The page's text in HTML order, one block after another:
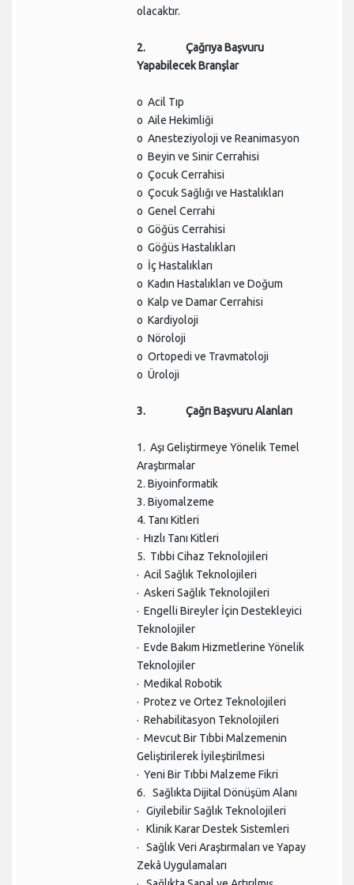
olacaktır.
2. Çağrıya Başvuru
Yapabilecek Branşlar
o Acil Tıp
o Aile Hekimliği
o Anesteziyoloji ve Reanimasyon
o Beyin ve Sinir Cerrahisi
o Çocuk Cerrahisi
o Çocuk Sağlığı ve Hastalıkları
o Genel Cerrahi
o Göğüs Cerrahisi
o Göğüs Hastalıkları
o İç Hastalıkları
o Kadın Hastalıkları ve Doğum
o Kalp ve Damar Cerrahisi
o Kardiyoloji
o Nöroloji
o Ortopedi ve Travmatoloji
o Üroloji
3. Çağrı Başvuru Alanları
1. Aşı Geliştirmeye Yönelik Temel
Araştırmalar
2. Biyoinformatik
3. Biyomalzeme
4. Tanı Kitleri
· Hızlı Tanı Kitleri
5. Tıbbi Cihaz Teknolojileri
· Acil Sağlık Teknolojileri
· Askeri Sağlık Teknolojileri
· Engelli Bireyler İçin Destekleyici
Teknolojiler
· Evde Bakım Hizmetlerine Yönelik
Teknolojiler
· Medikal Robotik
· Protez ve Ortez Teknolojileri
· Rehabilitasyon Teknolojileri
· Mevcut Bir Tıbbi Malzemenin
Geliştirilerek İyileştirilmesi
· Yeni Bir Tıbbi Malzeme Fikri
6. Sağlıkta Dijital Dönüşüm Alanı
· Giyilebilir Sağlık Teknolojileri
· Klinik Karar Destek Sistemleri
· Sağlık Veri Araştırmaları ve Yapay
Zekâ Uygulamaları